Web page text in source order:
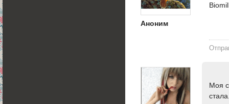
Аноним
Моя